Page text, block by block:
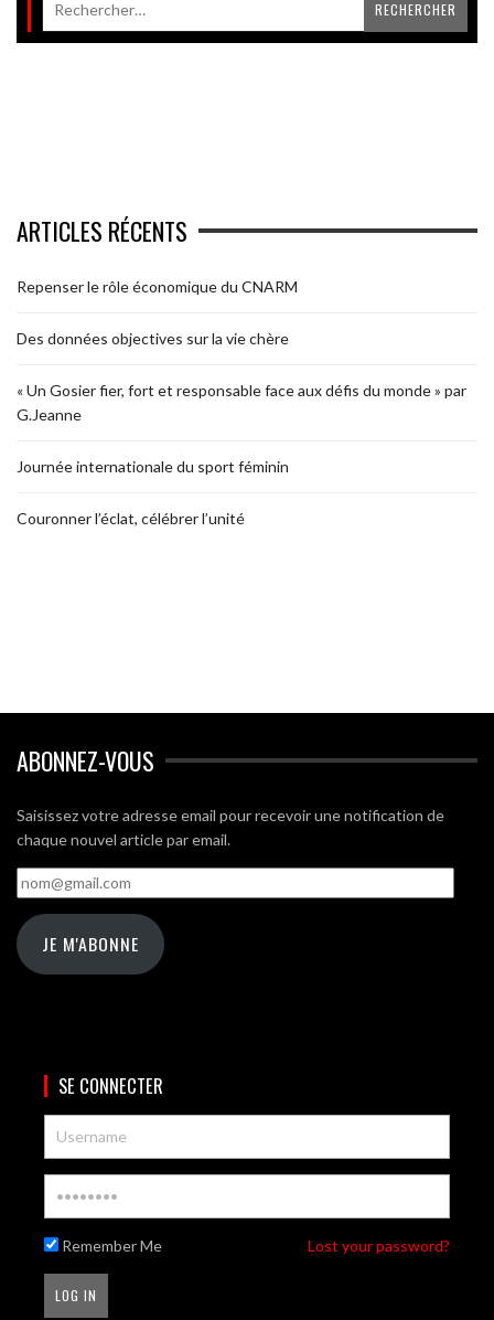
ARTICLES RÉCENTS
Repenser le rôle économique du CNARM
Des données objectives sur la vie chère
« Un Gosier fier, fort et responsable face aux défis du monde » par
G.Jeanne
Journée internationale du sport féminin
Couronner l’éclat, célébrer l’unité
ABONNEZ-VOUS
Saisissez votre adresse email pour recevoir une notification de
chaque nouvel article par email.
nom@gmail.com
JE M'ABONNE
SE CONNECTER
Remember Me Lost your password?